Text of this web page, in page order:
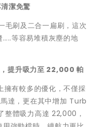
潔免驚
毛刷及二合一扁刷，這次
等容易堆積灰塵的地
提升吸力至 22,000 帕
擁有較多的優化，不僅採
達，更在其中增加 Turb
體吸力高達 22,000，